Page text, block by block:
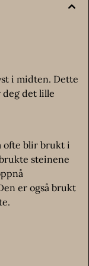
i midten. Dette
det lille
ofte blir brukt i
steinene
er også brukt